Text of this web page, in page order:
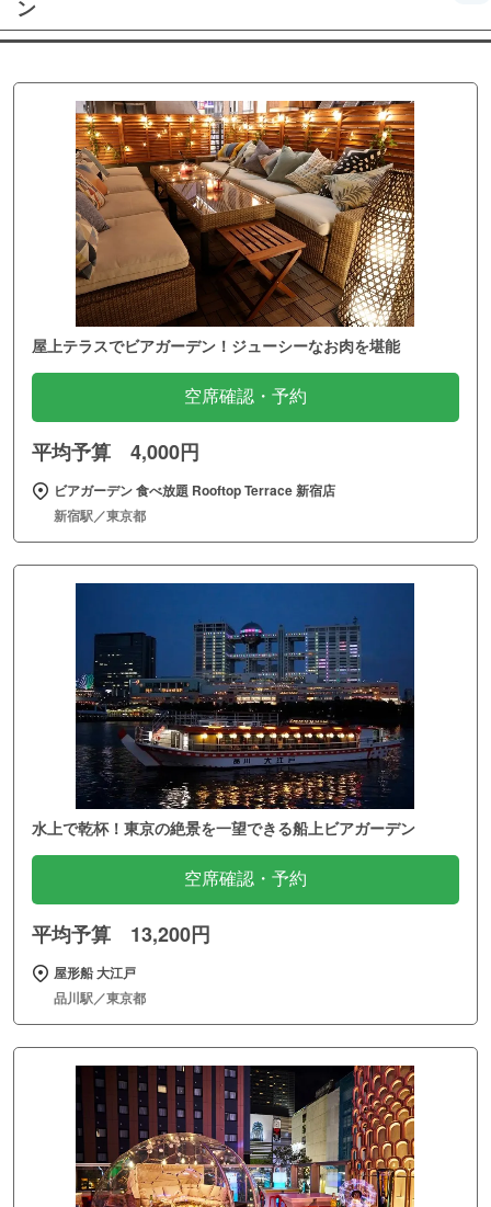
ン
屋上テラスでビアガーデン！ジューシーなお肉を堪能
空席確認・予約
平均予算 4,000円
ビアガーデン 食べ放題 Rooftop Terrace 新宿店
新宿駅／東京都
水上で乾杯！東京の絶景を一望できる船上ビアガーデン
空席確認・予約
平均予算 13,200円
屋形船 大江戸
品川駅／東京都